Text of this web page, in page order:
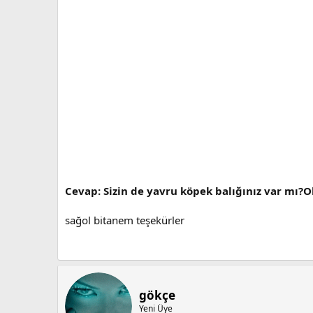
Cevap: Sizin de yavru köpek balığınız var
sağol bitanem teşekürler
gökçe
Yeni Üye